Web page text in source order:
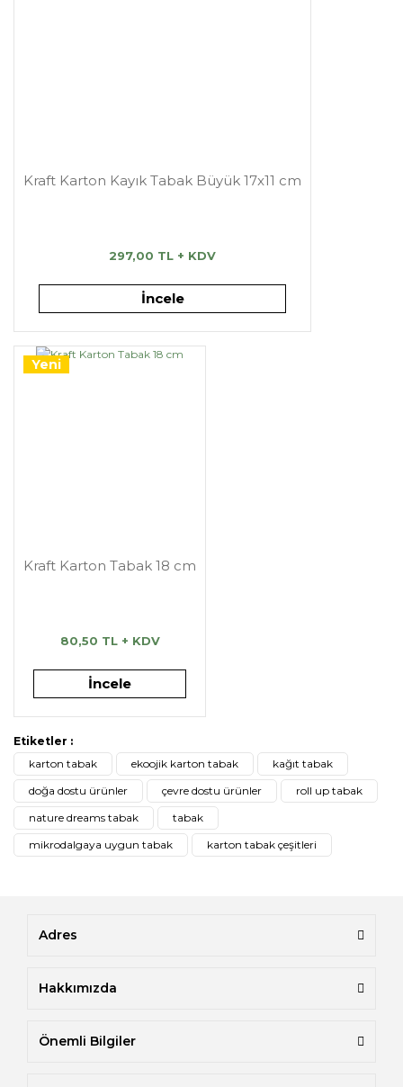
Kraft Karton Kayık Tabak Büyük 17x11 cm
297,00 TL + KDV
İncele
Yeni
Kraft Karton Tabak 18 cm
80,50 TL + KDV
İncele
Etiketler :
karton tabak
ekoojik karton tabak
kağıt tabak
doğa dostu ürünler
çevre dostu ürünler
roll up tabak
nature dreams tabak
tabak
mikrodalgaya uygun tabak
karton tabak çeşitleri
Adres
Hakkımızda
Önemli Bilgiler